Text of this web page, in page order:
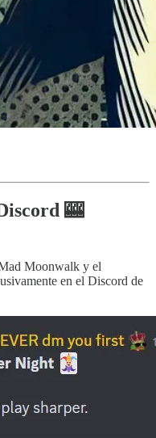
🎰
Moonwalk y el
en el Discord de